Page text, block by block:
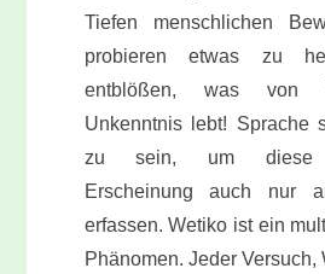
Tiefen menschlichen
probieren etwas zu
entblößen, was von
Unkenntnis lebt! Sprache
zu sein, um diese
Erscheinung auch nur
erfassen. Wetiko ist ein
Phänomen. Jeder Versuch,